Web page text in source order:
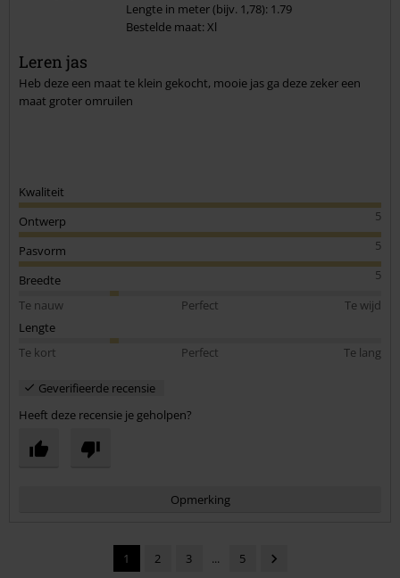
Commentaar versturen
Lengte in meter (bijv. 1,78): 1.79
Bestelde maat: Xl
Leren jas
Heb deze een maat te klein gekocht, mooie jas ga deze zeker een
maat groter omruilen
Kwaliteit
5
Ontwerp
5
Pasvorm
5
Breedte
Te nauw
Perfect
Te wijd
Lengte
Te kort
Perfect Te lang
Geverifieerde recensie
Heeft deze recensie je geholpen?
Opmerking
1 2 3 ... 5